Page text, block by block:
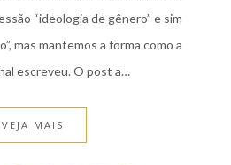
“ideologia de gênero” e sim
mas mantemos a forma como a
escreveu. O post a…
VEJA MAIS